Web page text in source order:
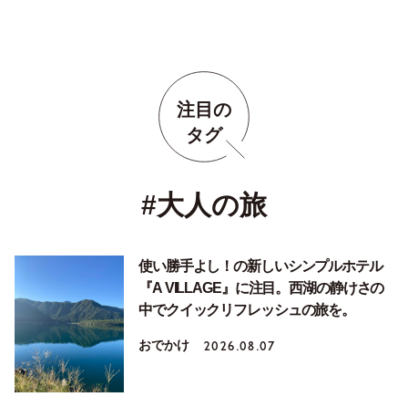
注目の
タグ
#大人の旅
使い勝手よし！の新しいシンプルホテル
『A VILLAGE』に注目。西湖の静けさの
中でクイックリフレッシュの旅を。
おでかけ 2026.08.07